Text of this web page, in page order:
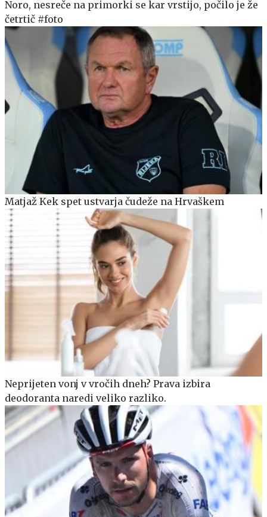
Noro, nesreče na primorki se kar vrstijo, počilo je že
četrtič #foto
Matjaž Kek spet ustvarja čudeže na Hrvaškem
Neprijeten vonj v vročih dneh? Prava izbira
deodoranta naredi veliko razliko.